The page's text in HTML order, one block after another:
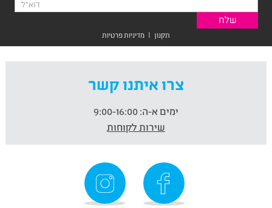
תקנון | מדיניות פרטיות
צרו איתנו קשר
ימים א-ה:
שירות לקוחות